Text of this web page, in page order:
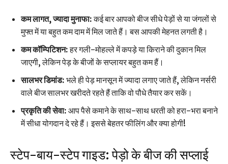
कम लागत, ज्यादा मुनाफा:कई बार आपको बीज सीधे पेड़ों से या जंगलों से
मुफ्त में या बहुत कम दाम में मिल जाते हैं। बस आपकी मेहनत लगती है।
कम कॉम्पिटिशन:हर गली-मोहल्ले में कपड़े या किराने की दुकान मिल
जाएगी, लेकिन पेड़ के बीजों के सप्लायर बहुत कम हैं।
सालभर डिमांड: भले ही पेड़ मानसून में ज्यादा लगाए जाते हैं, लेकिन नर्सरी
वाले बीज सालभर खरीदते रहते हैं ताकि वो पौधे तैयार कर सकें।
प्रकृति की सेवा: आप पैसे कमाने के साथ-साथ धरती को हरा-भरा बनाने
में सीधा योगदान दे रहे हैं। इससे बेहतर फीलिंग और क्या होगी!
स्टेप-बाय-स्टेप गाइड: पेड़ो के बीज की सप्लाई